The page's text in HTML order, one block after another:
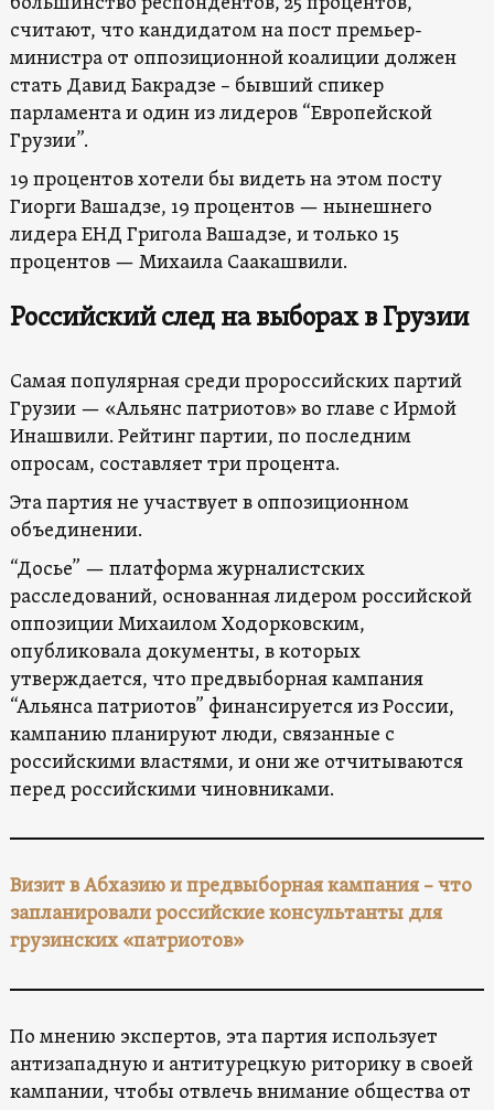
считают, что кандидатом на пост премьер-
министра от оппозиционной коалиции должен
стать Давид Бакрадзе – бывший спикер
парламента и один из лидеров “Европейской
Грузии”.
19 процентов хотели бы видеть на этом посту
Гиорги Вашадзе, 19 процентов — нынешнего
лидера ЕНД Григола Вашадзе, и только 15
процентов — Михаила Саакашвили.
Российский след на выборах в Грузии
Самая популярная среди пророссийских партий
Грузии — «Альянс патриотов» во главе с Ирмой
Инашвили. Рейтинг партии, по последним
опросам, составляет три процента.
Эта партия не участвует в оппозиционном
объединении.
“Досье” — платформа журналистских
расследований, основанная лидером российской
оппозиции Михаилом Ходорковским,
опубликовала документы, в которых
утверждается, что предвыборная кампания
“Альянса патриотов” финансируется из России,
кампанию планируют люди, связанные с
российскими властями, и они же отчитываются
перед российскими чиновниками.
Визит в Абхазию и предвыборная кампания – что
запланировали российские консультанты для
грузинских «патриотов»
По мнению экспертов, эта партия использует
антизападную и антитурецкую риторику в своей
кампании, чтобы отвлечь внимание общества от